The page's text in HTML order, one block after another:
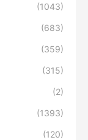
(1043)
(683)
(359)
(315)
(2)
(1393)
(120)